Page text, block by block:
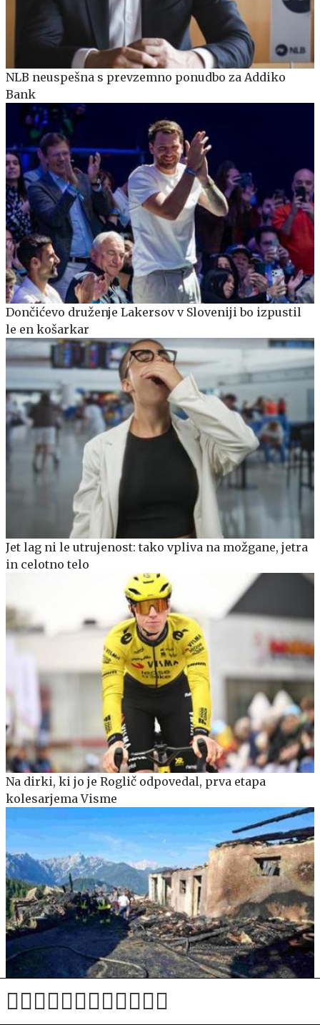
NLB neuspešna s prevzemno ponudbo za Addiko
Bank
Dončićevo druženje Lakersov v Sloveniji bo izpustil
le en košarkar
Jet lag ni le utrujenost: tako vpliva na možgane, jetra
in celotno telo
Na dirki, ki jo je Roglič odpovedal, prva etapa
kolesarjema Visme